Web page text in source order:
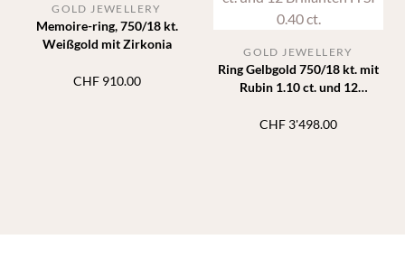
Memoire-ring, 750/18 kt.
Weißgold mit Zirkonia
GOLD JEWELLERY
CHF910.00
Ring Gelbgold 750/18 kt. mit
Rubin 1.10 ct. und 12
GOLD JEWELLERY
CHF 3'498.00